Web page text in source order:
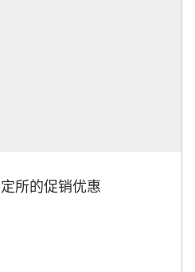
所的促销优惠